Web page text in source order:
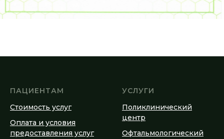
ПАЦИЕНТАМ
Стоимость услуг
Оплата и условия
предоставления услуг
УСЛУГИ
Поликлинический
центр
Офтальмологический